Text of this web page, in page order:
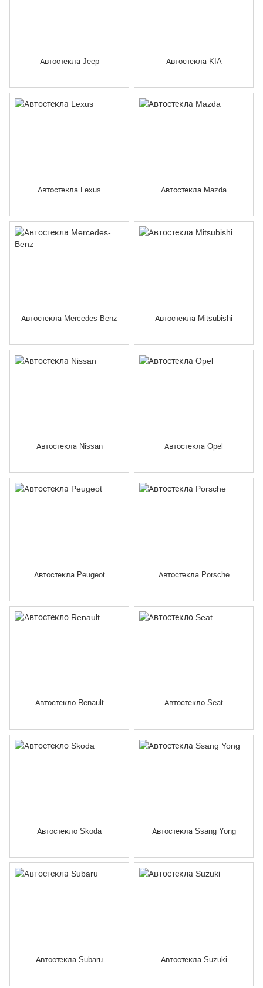
Автостекла Jeep Автостекла KIA
Автостекла Lexus Автостекла Mazda
Автостекла Mercedes-Benz Автостекла Mitsubishi
Автостекла Nissan Автостекла Opel
Автостекла Peugeot Автостекла Porsche
Автостекло Renault Автостекло Seat
Автостекло Skoda Автостекла Ssang Yong
Автостекла Subaru Автостекла Suzuki